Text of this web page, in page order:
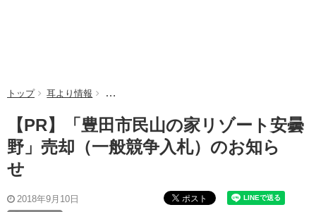
トップ 耳より情報 【PR】「豊田市民山の家リゾート安曇野」売却
【PR】「豊田市民山の家リゾート安曇
野」売却（一般競争入札）のお知ら
せ
2018年9月10日 ポスト